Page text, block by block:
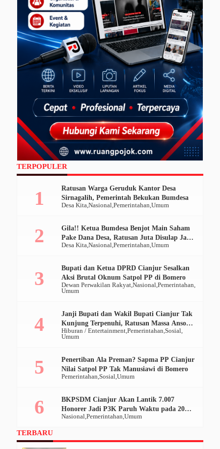
TERPOPULER
Desa Kita Nasional Pemerintahan Umum
Ratusan Warga Geruduk Kantor Desa
Sirnagalih, Pemerintah Bekukan Bumdesa
Desa Kita Nasional Pemerintahan Umum
Gila!! Ketua Bumdesa Benjot Main Saham
Pake Dana Desa, Ratusan Juta Disulap Jadi
Ratusan Ribu
Dewan Perwakilan Rakyat Nasional Pemerintahan
Umum
Bupati dan Ketua DPRD Cianjur Sesalkan
Aksi Brutal Oknum Satpol PP di Bomero
Hiburan / Entertainment Pemerintahan Sosial
Umum
Janji Bupati dan Wakil Bupati Cianjur Tak
Kunjung Terpenuhi, Ratusan Massa Ansor
Geruduk Pendopo
Pemerintahan Sosial Umum
Penertiban Ala Preman? Sapma PP Cianjur
Nilai Satpol PP Tak Manusiawi di Bomero
Nasional Pemerintahan Umum
BKPSDM Cianjur Akan Lantik 7.007
Honorer Jadi P3K Paruh Waktu pada 20
Desember 2025
TERBARU